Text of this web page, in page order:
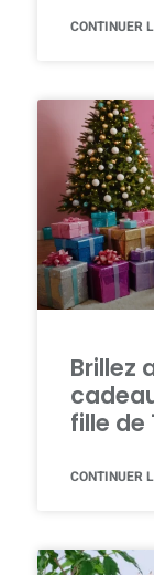
CONTINUER
Brillez
fille de
CONTINUER